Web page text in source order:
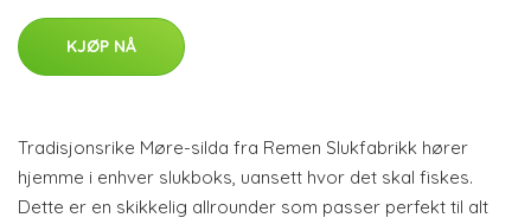
KJØP NÅ
Tradisjonsrike Møre-silda fra Remen Slukfabrikk hører
hjemme i enhver slukboks, uansett hvor det skal fiskes.
Dette er en skikkelig allrounder som passer perfekt til alt